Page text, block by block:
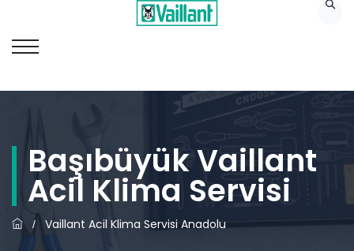
Başıbüyük Vaillant
Acil Klima Servisi
/ Vaillant Acil Klima Servisi Anadolu